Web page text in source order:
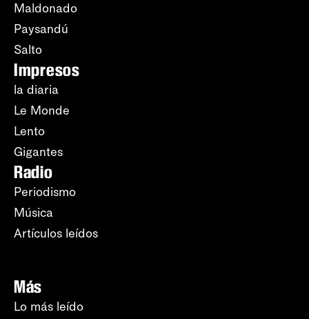
Maldonado
Paysandú
Salto
Impresos
la diaria
Le Monde
Lento
Gigantes
Radio
Periodismo
Música
Artículos leídos
Más
Lo más leído